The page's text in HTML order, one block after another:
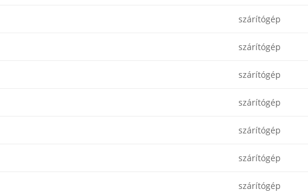
szárítógép
szárítógép
szárítógép
szárítógép
szárítógép
szárítógép
szárítógép